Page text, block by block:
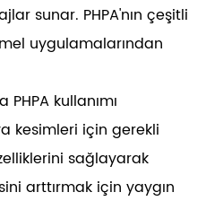
sunar. PHPA'nın çeşitli
uygulamalarından
kullanımı
kesimleri için gerekli
sağlayarak
arttırmak için yaygın